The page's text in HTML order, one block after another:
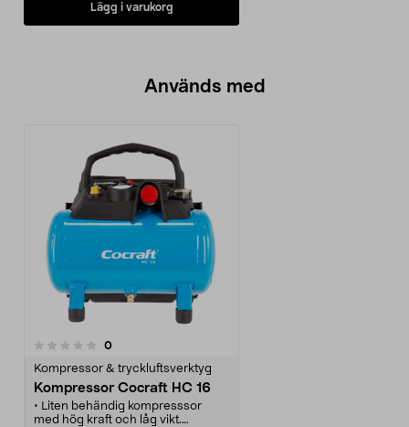
Lägg i varukorg
Används med
0recensioner
Kompressor & tryckluftsverktyg
Kompressor Cocraft HC 16
• Liten behändig kompresssor
med hög kraft och låg vikt.